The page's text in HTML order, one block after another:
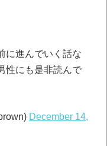
に進んでいく話な
性にも是非読んで
December 14,